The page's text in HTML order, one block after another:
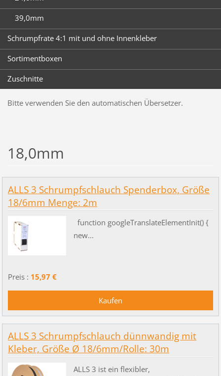
39,0mm
Schrumpfrate 4:1 mit und ohne Innenkleber
Sortimentboxen
Zuschnitte
Bitte verwenden Sie den automatischen Übersetzer.
18,0mm
ALLS 3 Schrumpfschlauch Spenderbox, Größe
18/6mm Menge: 2m
function googleTranslateElementInit() {
new...
Preis : 15,97 €
ALLS 3 Schrumpfschlauch dünnwandig mit
Kleber, Größe Ø 18/6mm/Rolle: 30m
ALLS 3 ist ein flexibler,